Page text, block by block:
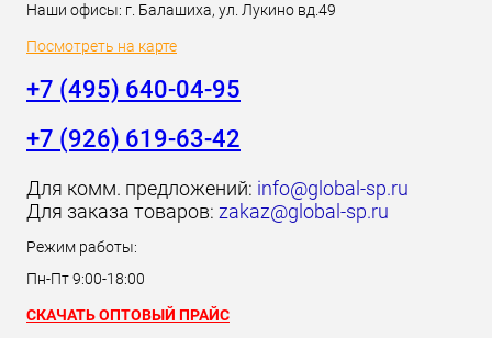
Наши офисы: г. Балашиха, ул. Лукино вд.49
Посмотреть на карте
+7 (495) 640-04-95
+7 (926) 619-63-42
Для комм. предложений: info@global-sp.ru
Для заказа товаров: zakaz@global-sp.ru
Режим работы:
Пн-Пт 9:00-18:00
СКАЧАТЬ ОПТОВЫЙ ПРАЙС